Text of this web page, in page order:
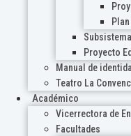
Proyecto
Manual de
Teatro La
Académico
Vicerrectora de
Facultades